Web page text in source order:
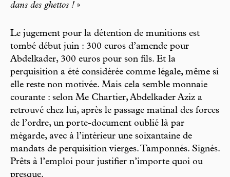
dans des ghettos ! »
Le jugement pour la détention de munitions est
tombé début juin : 300 euros d’amende pour
Abdelkader, 300 euros pour son fils. Et la
perquisition a été considérée comme légale, même si
elle reste non motivée. Mais cela semble monnaie
courante : selon Me Chartier, Abdelkader Aziz a
retrouvé chez lui, après le passage matinal des forces
de l’ordre, un porte-document oublié là par
mégarde, avec à l’intérieur une soixantaine de
mandats de perquisition vierges. Tamponnés. Signés.
Prêts à l’emploi pour justifier n’importe quoi ou
presque.